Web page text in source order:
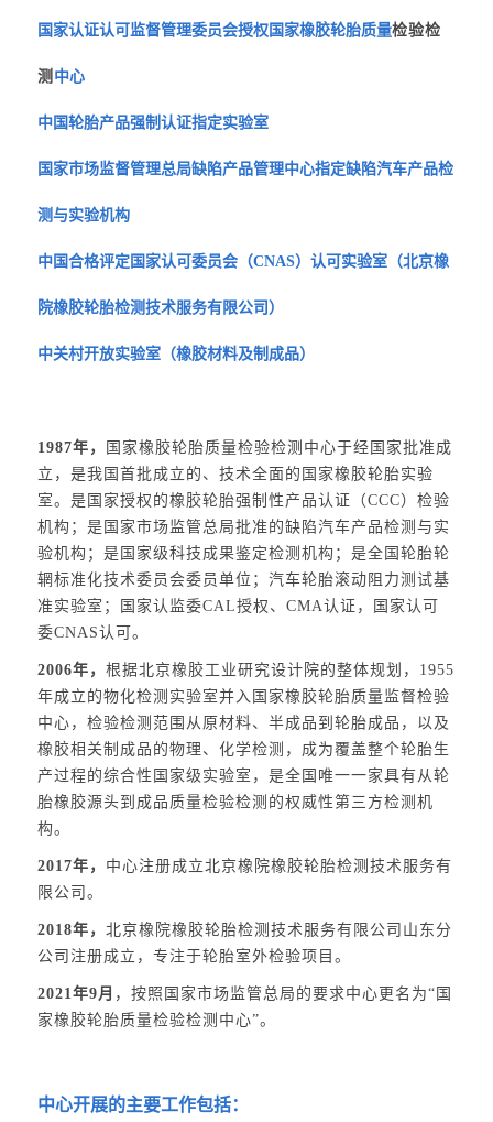
国家认证认可监督管理委员会授权国家橡胶轮胎质量检验检
测 中心
中国轮胎产品强制认证指定实验室
国家市场监督管理总局缺陷产品管理中心指定缺陷汽车产品检
测与实验机构
中国合格评定国家认可委员会（CNAS）认可实验室（北京橡
院橡胶轮胎检测技术服务有限公司）
中关村开放实验室（橡胶材料及制成品）
1987年，
国家橡胶轮胎质量检验检测中心于经国家批准成
立，是我国首批成立的、技术全面的国家橡胶轮胎实验
室。是国家授权的橡胶轮胎强制性产品认证（CCC）检验
机构；是国家市场监管总局批准的缺陷汽车产品检测与实
验机构；是国家级科技成果鉴定检测机构；是全国轮胎轮
辋标准化技术委员会委员单位；汽车轮胎滚动阻力测试基
准实验室；国家认监委CAL授权、CMA认证，国家认可
委CNAS认可。
2006年，根据北京橡胶工业研究设计院的整体规划，1955
年成立的物化检测实验室并入国家橡胶轮胎质量监督检验
中心，检验检测范围从原材料、半成品到轮胎成品，以及
橡胶相关制成品的物理、化学检测，成为覆盖整个轮胎生
产过程的综合性国家级实验室，是全国唯一一家具有从轮
胎橡胶源头到成品质量检验检测的权威性第三方检测机
构。
2017年， 中心注册成立北京橡院橡胶轮胎检测技术服务有
限公司。
2018年，北京橡院橡胶轮胎检测技术服务有限公司山东分
公司注册成立，专注于轮胎室外检验项目。
2021年9月 ，按照国家市场监管总局的要求中心更名为“国
家橡胶轮胎质量检验检测中心”。
中心开展的主要工作包括：